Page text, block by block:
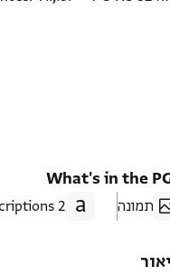
What's in the
תמונה 2 Transcriptions